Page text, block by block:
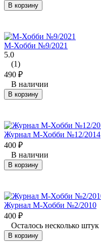
В корзину
М-Хобби №9/2021
5.0
(1)
490 ₽
В наличии
В корзину
Журнал М-Хобби №12/2014
400 ₽
В наличии
В корзину
Журнал М-Хобби №2/2010
400 ₽
Осталось несколько штук
В корзину